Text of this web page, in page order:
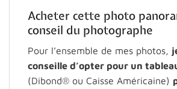
Acheter cette photo
conseil du photographe
Pour l’ensemble de mes photos,
conseille d’opter pour un
(Dibond® ou Caisse Américaine)